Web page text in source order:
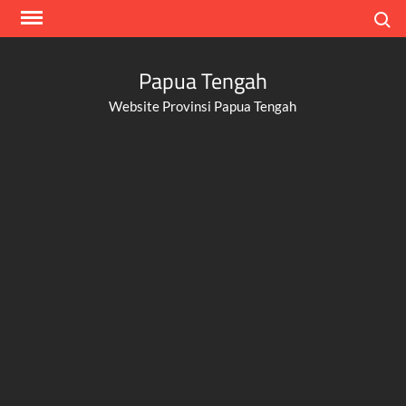
Skip
Papua Tengah
Website Provinsi Papua Tengah